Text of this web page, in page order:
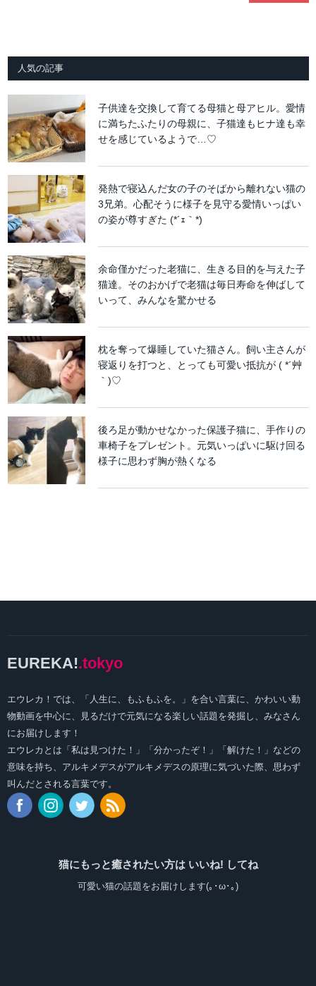
人気の記事
子供達を交換して育てる母猫と母アヒル。愛情
に満ちたふたりの母親に、子猫達もヒナ達も幸
せを感じているようで…♡
発熱で寝込んだ女の子のそばから離れない猫の
3兄弟。心配そうに様子を見守る愛情いっぱい
の姿が尊すぎた (*´ｪ｀*)
余命僅かだった老猫に、生きる目的を与えた子
猫達。そのおかげで老猫は毎日寿命を伸ばして
いって、みんなを驚かせる
枕を奪って爆睡していた猫さん。飼い主さんが
寝返りを打つと、とっても可愛い抵抗が ( *´艸
｀)♡
後ろ足が動かせなかった保護子猫に、手作りの
車椅子をプレゼント。元気いっぱいに駆け回る
様子に思わず胸が熱くなる
EUREKA!.tokyo
エウレカ！では、「人生に、もふもふを。」を合い言葉に、かわいい動
物動画を中心に、見るだけで元気になる楽しい話題を発掘し、みなさん
にお届けします！
エウレカとは「私は見つけた！」「分かったぞ！」「解けた！」などの
意味を持ち、アルキメデスがアルキメデスの原理に気づいた際、思わず
叫んだとされる言葉です。
猫にもっと癒されたい方は いいね! してね
可愛い猫の話題をお届けします(｡･ω･｡)